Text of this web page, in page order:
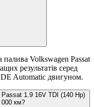
Volkswagen Passat
результатів серед
Automatic двигуном.
Passat 1.9 16V TDI (140 Hp)
км?